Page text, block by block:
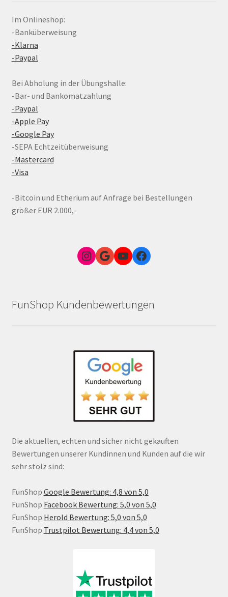
Im Onlineshop:
-Banküberweisung
-Klarna
-Paypal
Bei Abholung in der Übungshalle:
-Bar- und Bankomatzahlung
-Paypal
-Apple Pay
-Google Pay
-SEPA Echtzeitüberweisung
-Mastercard
-Visa
-Bitcoin und Etherium auf Anfrage bei Bestellungen
größer EUR 2.000,-
Instagram
Google Link zum FunShop WienYouTubeFacebook
FunShop Kundenbewertungen
Die aktuellen, echten und sicher nicht gekauften
Bewertungen unserer Kundinnen und Kunden auf die wir
sehr stolz sind:
FunShop Google Bewertung: 4,8 von 5,0
FunShop Facebook Bewertung: 5,0 von 5,0
FunShop Herold Bewertung: 5,0 von 5,0
FunShop Trustpilot Bewertung: 4,4 von 5,0